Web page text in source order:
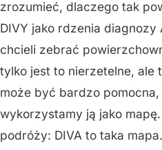
zrozumieć, dlaczego tak
DIVY jako rdzenia diagnozy
chcieli zebrać
tylko jest to nierzetelne, ale
może być bardzo pomocna,
wykorzystamy ją jako
podróży: DIVA to taka mapa.